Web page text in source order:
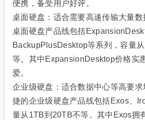
便携，备受用户好评。
桌面硬盘：适合需要高速传输大量
桌面硬盘产品线包括
BackupPlusDesktop等系列，容量
等。其中ExpansionDesktop价格实
爱。
企业级硬盘：适合数据中心等高要
捷的企业级硬盘产品线包括Exos、
量从1TB到20TB不等。其中Exos拥